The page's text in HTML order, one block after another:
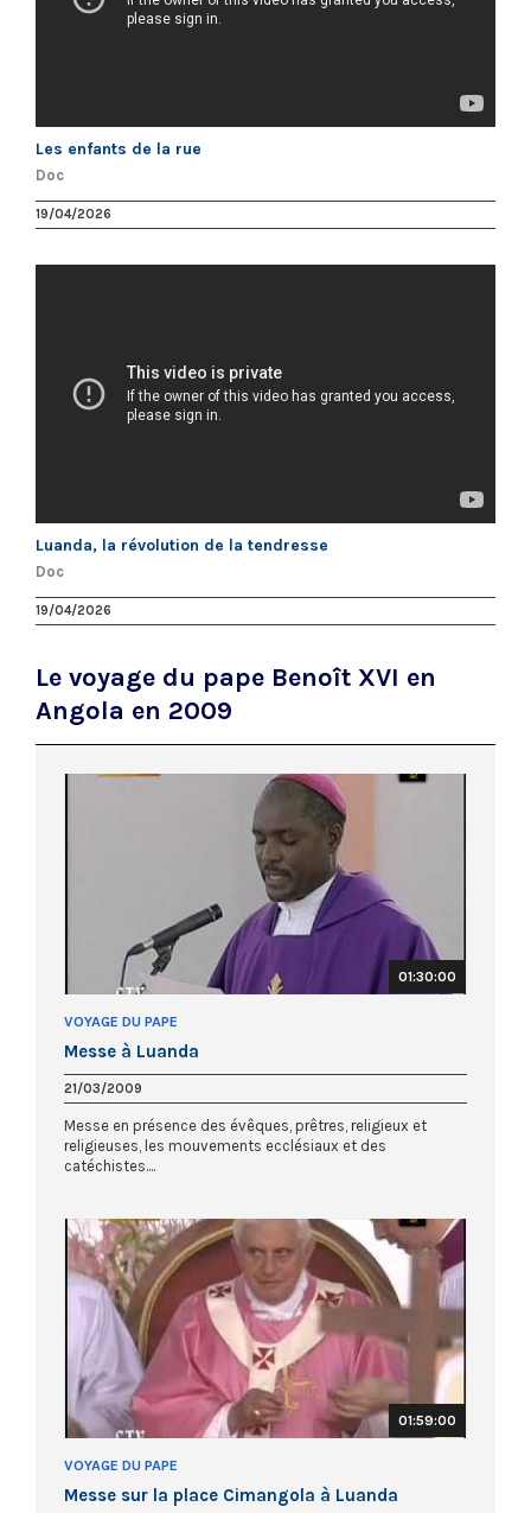
Les enfants de la rue
Doc
19/04/2026
Luanda, la révolution de la tendresse
Doc
19/04/2026
Le voyage du pape Benoît XVI en
Angola en 2009
01:30:00
VOYAGE DU PAPE
Messe à Luanda
21/03/2009
Messe en présence des évêques, prêtres, religieux et
religieuses, les mouvements ecclésiaux et des
catéchistes....
01:59:00
VOYAGE DU PAPE
Messe sur la place Cimangola à Luanda